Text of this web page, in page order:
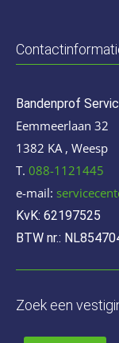
Bandenprof
Eemmeerlaan 32
1382 KA , Weesp
T. 088-1121445
e-mail:
KvK: 62197525
BTW nr.:
Zoek een